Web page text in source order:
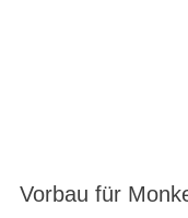
Vorbau für